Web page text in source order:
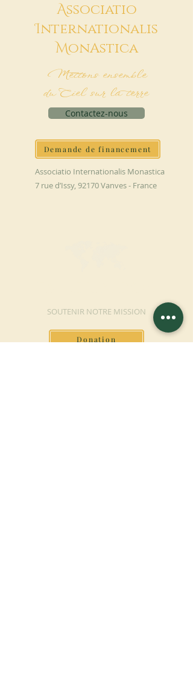
Associatio
Internationalis
MonAstica
Mettons ensemble
du Ciel sur la terre
Contactez-nous
Demande de financement
Associatio Internationalis Monastica
7 rue d’Issy, 92170 Vanves - France
SOUTENIR NOTRE MISSION
Donation